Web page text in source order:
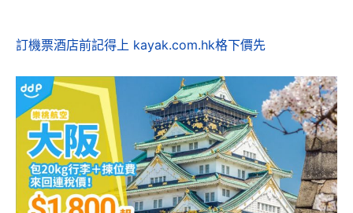
訂機票酒店前記得上 kayak.com.hk格下價先